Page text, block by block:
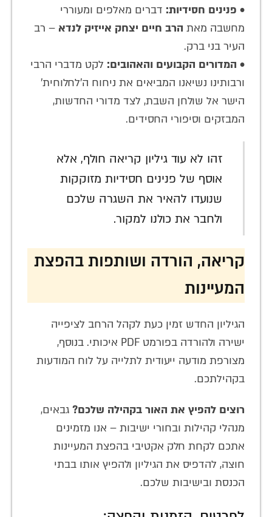
• פנינים חסידיות: דברים מאלפים ומעוררי
מחשבה מאת הרב חיים יצחק אייזיק לנדא – רב
העיר בני ברק.
• המדורים הקבועים והאהובים: לקט מדברי הרבי
ורבותינו נשיאנו המביאים את ניחוח ה'לחלוחית'
הישר אל שולחן השבת, לצד מדורי החדשות,
המבזקים וסיפורי החסידים.
זהו לא עוד גיליון קריאה חולף, אלא
אוסף של פנינים חסידיות מזוקקות
שנועדו להאיר את השגרה שלכם
ולחבר את כולנו למקור.
קריאה, הורדה ושותפות בהפצת
המעיינות
הגיליון החדש זמין כעת לקהל הרחב לציפייה
ישירה ולהורדה בפורמט PDF איכותי. בנוסף,
מצורפת מודעה ייעודית לתלייה על לוח המודעות
בקהילתכם.
רוצים להפיץ את האור בקהילה שלכם? גבאים,
מנהלי קהילות ובחורי ישיבות – אנו מזמינים
אתכם לקחת חלק אקטיבי בהפצת המעיינות
חוצה, להדפיס את הגיליון ולהפיץ אותו בבתי
הכנסת ובישיבות שלכם.